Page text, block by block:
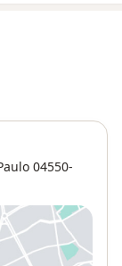
04550-
separador